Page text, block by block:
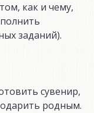
как и чему,
заданий).
сувенир,
родным.